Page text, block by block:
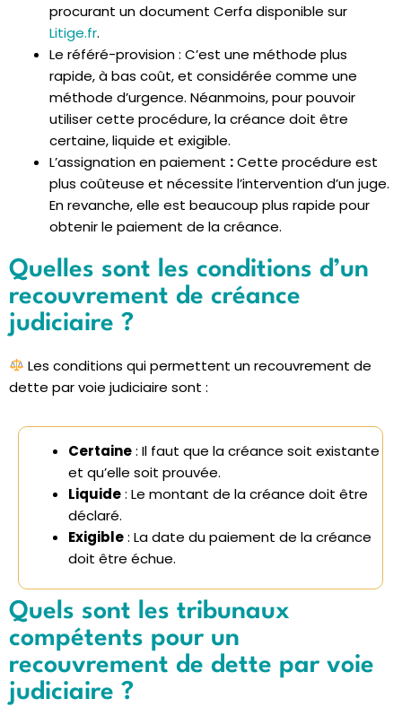
procurant un document Cerfa disponible sur
Litige.fr.
Le référé-provision : C’est une méthode plus
rapide, à bas coût, et considérée comme une
méthode d’urgence. Néanmoins, pour pouvoir
utiliser cette procédure, la créance doit être
certaine, liquide et exigible.
L’assignation en paiement :Cette procédure est
plus coûteuse et nécessite l’intervention d’un juge.
En revanche, elle est beaucoup plus rapide pour
obtenir le paiement de la créance.
Quelles sont les conditions d’un
recouvrement de créance
judiciaire ?
Les conditions qui permettent un recouvrement de
dette par voie judiciaire sont :
Certaine: Il faut que la créance soit existante
et qu’elle soit prouvée.
Liquide: Le montant de la créance doit être
déclaré.
Exigible: La date du paiement de la créance
doit être échue.
Quels sont les tribunaux
compétents pour un
recouvrement de dette par voie
judiciaire ?